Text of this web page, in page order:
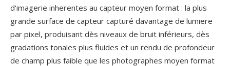
d'imagerie inherentes au capteur moyen format : la plus
grande surface de capteur capturé davantage de lumiere
par pixel, produisant dès niveaux de bruit inférieurs, dès
gradations tonales plus fluides et un rendu de profondeur
de champ plus faible que les photographes moyen format